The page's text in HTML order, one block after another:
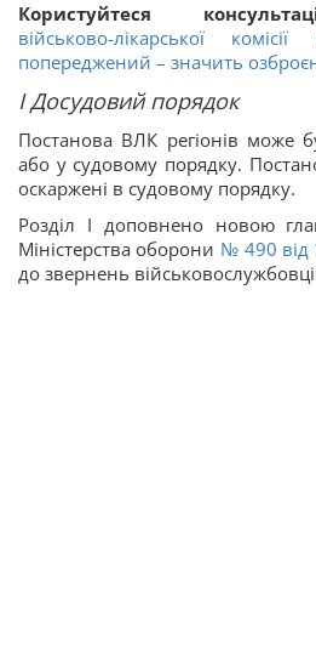
Користуйтеся
військово-лікарської
попереджений – значить
І Досудовий порядок
Постанова ВЛК регіонів може
або у судовому порядку.
оскаржені в судовому порядку.
Розділ I доповнено новою
Міністерства оборони № 490 від
до звернень